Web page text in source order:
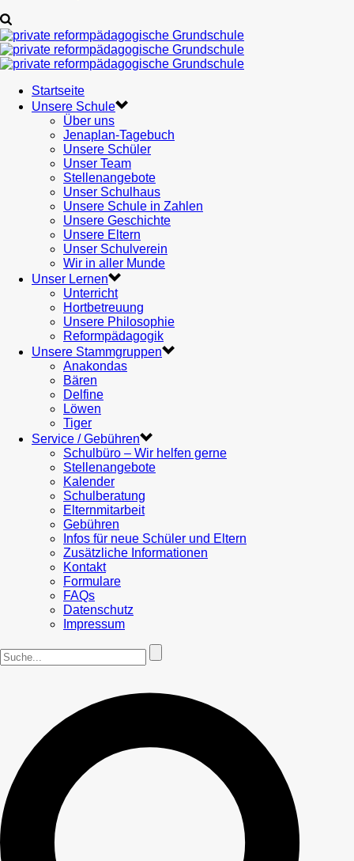
Startseite
Unsere Schule
Über uns
Jenaplan-Tagebuch
Unsere Schüler
Unser Team
Stellenangebote
Unser Schulhaus
Unsere Schule in Zahlen
Unsere Geschichte
Unsere Eltern
Unser Schulverein
Wir in aller Munde
Unser Lernen
Unterricht
Hortbetreuung
Unsere Philosophie
Reformpädagogik
Unsere Stammgruppen
Anakondas
Bären
Delfine
Löwen
Tiger
Service / Gebühren
Schulbüro – Wir helfen gerne
Stellenangebote
Kalender
Schulberatung
Elternmitarbeit
Gebühren
Infos für neue Schüler und Eltern
Zusätzliche Informationen
Kontakt
Formulare
FAQs
Datenschutz
Impressum